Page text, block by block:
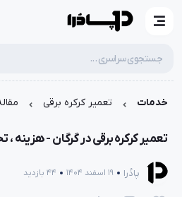
خدمات تعمیر کرکره برقی
تعمیر کرکره برقی در گرگان -
پادُرا 19 اسفند 1404 44 بازدید